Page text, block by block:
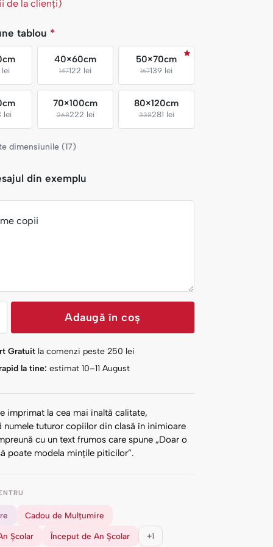
de la clienți)
tablou *
40×60cm
147122 lei
50×70cm
167139 lei
lei
70×100cm
268222 lei
80×120cm
338281 lei
dimensiunile (17)
din exemplu
copii
Adaugă în coș
Gratuit la comenzi peste250 lei
la tine: estimat 10–11 August
imprimat la cea mai înaltă calitate,
numele tuturor copiilor din clasă în inimioare
cu un text frumos care spune „Doar o
poate modela mințile piticilor”.
Cadou de Mulțumire
Școlar Început de An Școlar +1